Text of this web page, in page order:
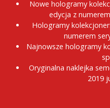
Nowe hologramy
edycja z
Hologramy
numerem
Najnowsze hologramy
Oryginalna naklejka
2019